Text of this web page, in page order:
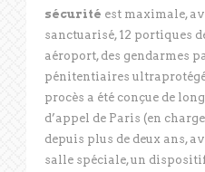
sécurité est maximale,
sanctuarisé, 12 portiques
aéroport, des gendarmes
pénitentiaires
procès a été conçue de
d’appel de Paris (en
depuis plus de deux ans,
salle spéciale, un